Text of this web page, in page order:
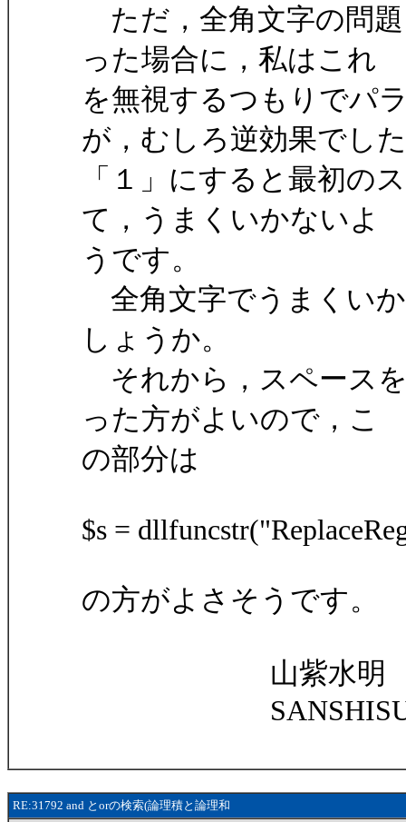
ただ，全角文字の問
った場合に，私はこれ
を無視するつもりでパ
が，むしろ逆効果でし
「１」にすると最初の
て，うまくいかないよ
うです。
全角文字でうまくい
しょうか。
それから，スペース
った方がよいので，こ
の部分は
$s =
の方がよさそうです。
山紫水明
RE:31792 and とorの検索(論理積と論理和